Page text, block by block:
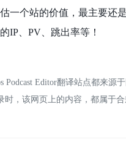
一个站的价值，最主要还
IP、PV、跳出率等！
Podcast Editor翻译站点都来源
时，该网页上的内容，都属